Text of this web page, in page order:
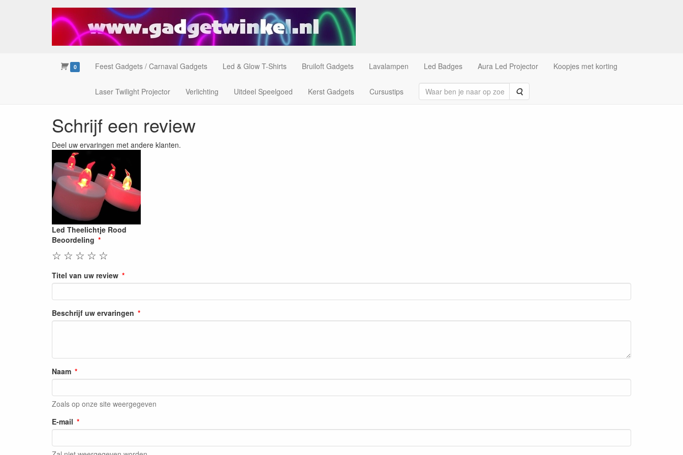
0 Feest Gadgets / Carnaval Gadgets Led & Glow T-Shirts Bruiloft Gadgets Lavalampen Led Badges Aura Led Projector Koopjes met korting
Laser Twilight Projector Verlichting Uitdeel Speelgoed Kerst Gadgets Cursustips Zoeken
Schrijf een review
Deel uw ervaringen met andere klanten.
Led Theelichtje Rood
Beoordeling
☆
☆
☆
☆
☆
Titel van uw review
Beschrijf uw ervaringen
Naam
Zoals op onze site weergegeven
E-mail